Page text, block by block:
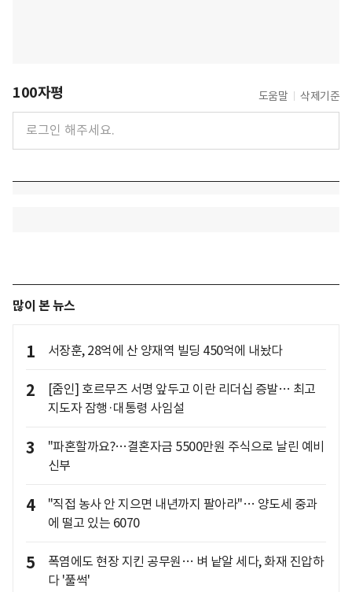
100자평 도움말 삭제기준
많이 본 뉴스
1 서장훈, 28억에 산 양재역 빌딩 450억에 내놨다
2
[줌인] 호르무즈 서명 앞두고 이란 리더십 증발… 최고
지도자 잠행·대통령 사임설
3
"파혼할까요?…결혼자금 5500만원 주식으로 날린 예비
신부
4
"직접 농사 안 지으면 내년까지 팔아라"… 양도세 중과
에 떨고 있는 6070
5
폭염에도 현장 지킨 공무원… 벼 낱알 세다, 화재 진압하
다 '풀썩'